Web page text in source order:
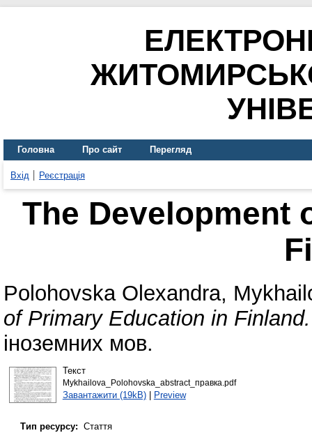
Головна Про сайт Перегляд
Вхід Реєстрація
The Development
Polohovska Olexandra,
of Primary Education in Finland.
іноземних мов.
Текст
Mykhailova_Polohovska_abstract_правка.pdf
Завантажити (19kB)| Preview
Тип ресурсу: Стаття